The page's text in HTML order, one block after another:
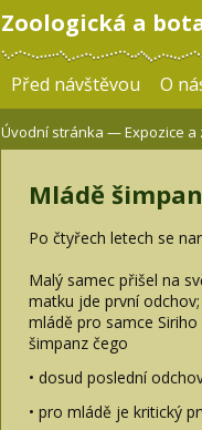
Zoologická a
Před návštěvou O
Úvodní stránka —Expozice a
Mládě
Po čtyřech letech se
Malý samec přišel na
matku jde první
mládě pro samce
šimpanz čego
• dosud poslední
• pro mládě je kritický